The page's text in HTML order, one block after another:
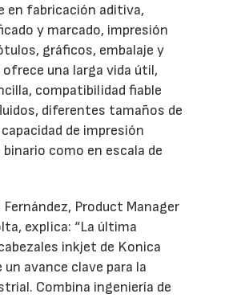
en fabricación aditiva,
y marcado, impresión
gráficos, embalaje y
una larga vida útil,
compatibilidad fiable
diferentes tamaños de
de impresión
como en escala de
Product Manager
explica: “La última
inkjet de Konica
avance clave para la
Combina ingeniería de